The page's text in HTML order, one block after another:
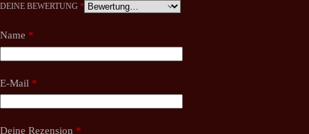
DEINE BEWERTUNG *
Name *
E-Mail *
Deine Rezension *